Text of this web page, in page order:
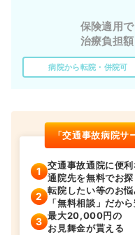
保険適用で
治療負担額
病院から転院・併院可
「交通事故病院サ
交通事故通院に便利
通院先を無料でお探
転院したい等のお悩
「無料相談」だか
最大20,000円の
お見舞金が貰える